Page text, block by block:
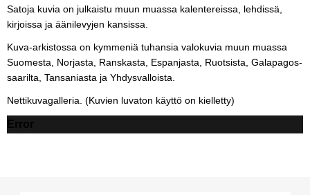
Satoja kuvia on julkaistu muun muassa kalentereissa, lehdissä,
kirjoissa ja äänilevyjen kansissa.
Kuva-arkistossa on kymmeniä tuhansia valokuvia muun muassa
Suomesta, Norjasta, Ranskasta, Espanjasta, Ruotsista, Galapagos-
saarilta, Tansaniasta ja Yhdysvalloista.
Nettikuvagalleria. (Kuvien luvaton käyttö on kielletty)
Error